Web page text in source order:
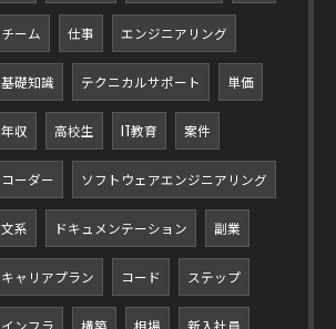
チーム 仕事 エンジニアリング
基礎知識 テクニカルサポート 単価
年収 高校生 IT教育 案件
コーダー ソフトウェアエンジニアリング
文系 ドキュメンテーション 副業
キャリアプラン コード ステップ